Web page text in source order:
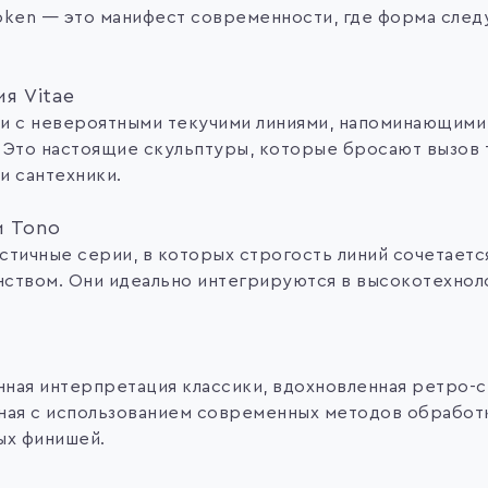
— это манифест современности, где форма
Vitae
с невероятными текучими линиями,
настоящие скульптуры, которые бросают вызов
сантехники.
Tono
серии, в которых строгость линий
Они идеально интегрируются в
интерпретация классики, вдохновленная ретро-
с использованием современных методов
финишей.